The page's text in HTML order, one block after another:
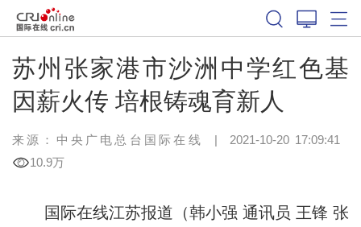
苏州张家港市沙洲中学红色基
因薪火传 培根铸魂育新人
来源：中央广电总台国际在线 | 2021-10-20 17:09:41
10.9万
国际在线江苏报道（韩小强 通讯员 王锋 张